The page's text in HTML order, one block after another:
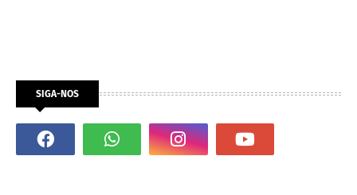
SIGA-NOS